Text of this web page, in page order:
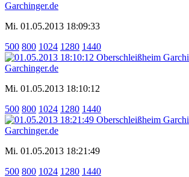
Mi. 01.05.2013 18:09:33
500 800 1024 1280 1440
Mi. 01.05.2013 18:10:12
500 800 1024 1280 1440
Mi. 01.05.2013 18:21:49
500 800 1024 1280 1440